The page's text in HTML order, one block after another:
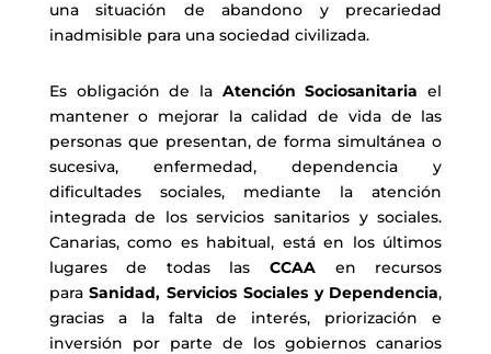
una situación de abandono y precariedad
inadmisible para una sociedad civilizada.
Es obligación de la Atención Sociosanitaria el
mantener o mejorar la calidad de vida de las
personas que presentan, de forma simultánea o
sucesiva, enfermedad, dependencia y
dificultades sociales, mediante la atención
integrada de los servicios sanitarios y sociales.
Canarias, como es habitual, está en los últimos
lugares de todas lasCCAA en recursos
paraSanidad, Servicios Sociales y Dependencia,
gracias a la falta de interés, priorización e
inversión por parte de los gobiernos canarios